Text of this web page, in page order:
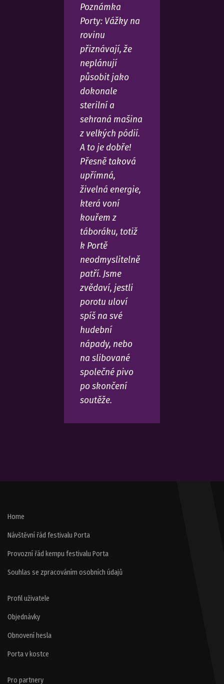
Poznámka
Porty: Vážky na
rovinu
přiznávají, že
neplánují
působit jako
dokonale
sterilní a
sehraná mašina
z velkých pódií.
A to je dobře!
Přesně taková
upřímná,
živelná energie,
která voní
kouřem z
táboráku, totiž
k Portě
neodmyslitelně
patří. Jsme
zvědaví, jestli
porotu uloví
spíš na své
hudební
nápady, nebo
na slibované
společné pivo
po skončení
soutěže.
Home
Návštěvní řád festivalu Porta
Provozní řád kempu festivalu Porta
Souhlas se zpracováním osobních údajů
Profil uživatele
Objednávky
Obnovení hesla
Porta v kostce
Pro partnery